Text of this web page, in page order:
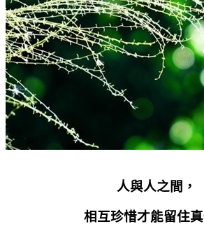
人與人之間，
相互珍惜才能留住真